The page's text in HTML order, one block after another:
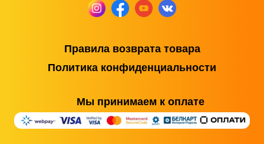
Правила возврата товара
Политика конфиденциальности
Мы принимаем к оплате